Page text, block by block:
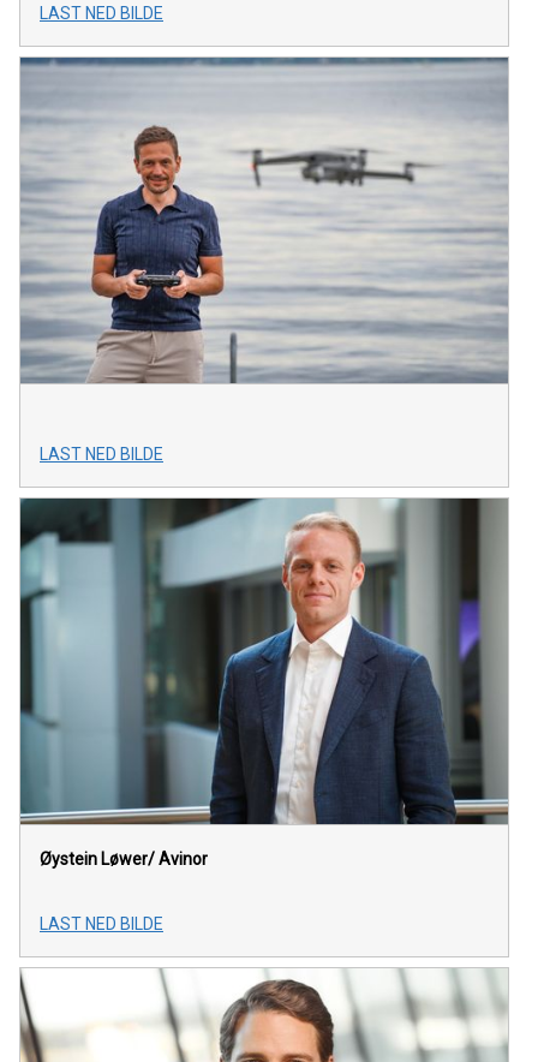
LAST NED BILDE
LAST NED BILDE
Øystein Løwer/Avinor
LAST NED BILDE